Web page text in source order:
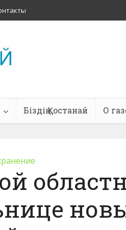
Біздің Қостанай О